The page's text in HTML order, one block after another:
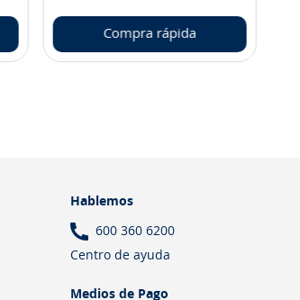
Compra rápida
Hablemos
600 360 6200
Centro de ayuda
Medios de Pago